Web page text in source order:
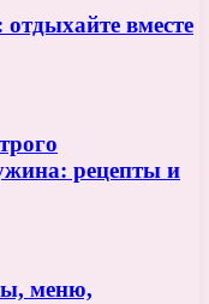
вместе
рецепты и
меню,